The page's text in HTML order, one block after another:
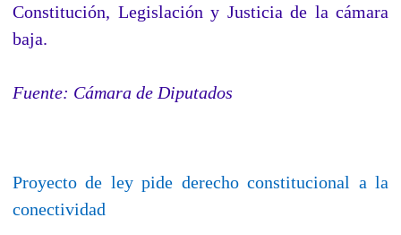
Constitución, Legislación y Justicia de la cámara
baja.
Fuente: Cámara de Diputados
Proyecto de ley pide derecho constitucional a la
conectividad